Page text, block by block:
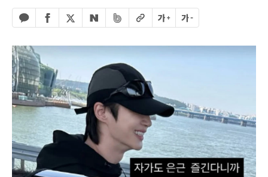
카카오톡 공유하기
페이스북 공유하기
엑스 공유하기
네이버 공유하기
밴드 공유하기
URL복사글자 크게글자 작게